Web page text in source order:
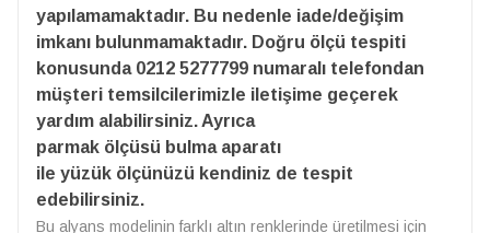
yapılamamaktadır. Bu nedenle iade/değişim
imkanı bulunmamaktadır. Doğru ölçü tespiti
konusunda 0212 5277799 numaralı telefondan
müşteri temsilcilerimizle iletişime geçerek
yardım alabilirsiniz. Ayrıca
parmak ölçüsü bulma aparatı
ile yüzük ölçünüzü kendiniz de tespit
edebilirsiniz.
Bu alyans modelinin farklı altın renklerinde üretilmesi için